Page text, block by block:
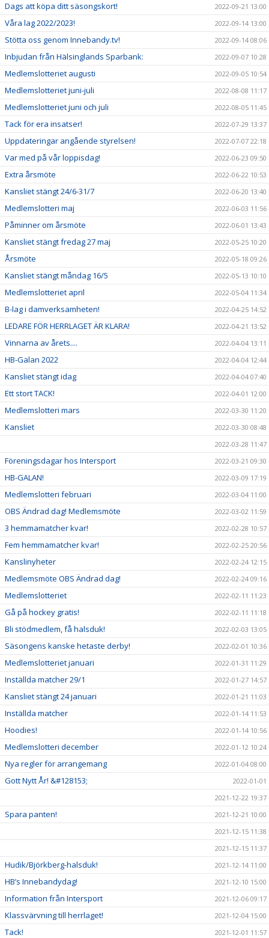
Dags att köpa ditt säsongskort! 2022-09-21 13:00
Våra lag 2022/2023! 2022-09-14 13:00
Stötta oss genom Innebandy.tv! 2022-09-14 08:06
Inbjudan från Hälsinglands Sparbank: 2022-09-07 10:28
Medlemslotteriet augusti 2022-09-05 10:54
Medlemslotteriet juni-juli 2022-08-08 11:17
Medlemslotteriet juni och juli 2022-08-05 11:45
Tack för era insatser! 2022-07-29 13:37
Uppdateringar angående styrelsen! 2022-07-07 22:18
Var med på vår loppisdag! 2022-06-23 09:50
Extra årsmöte 2022-06-22 10:53
Kansliet stängt 24/6-31/7 2022-06-20 13:40
Medlemslotteri maj 2022-06-03 11:56
Påminner om årsmöte 2022-06-01 13:43
Kansliet stängt fredag 27 maj 2022-05-25 10:20
Årsmöte 2022-05-18 09:26
Kansliet stängt måndag 16/5 2022-05-13 10:10
Medlemslotteriet april 2022-05-04 11:34
B-lag i damverksamheten! 2022-04-25 14:52
LEDARE FÖR HERRLAGET ÄR KLARA! 2022-04-21 13:52
Vinnarna av årets.... 2022-04-04 13:11
HB-Galan 2022 2022-04-04 12:44
Kansliet stängt idag 2022-04-04 07:40
Ett stort TACK! 2022-04-01 12:00
Medlemslotteri mars 2022-03-30 11:20
Kansliet
2022-03-30 08:48
2022-03-28 11:47
Föreningsdagar hos Intersport 2022-03-21 09:30
HB-GALAN! 2022-03-09 17:19
Medlemslotteri februari 2022-03-04 11:00
OBS Ändrad dag! Medlemsmöte 2022-03-02 11:59
3 hemmamatcher kvar! 2022-02-28 10:57
Fem hemmamatcher kvar! 2022-02-25 20:56
Kanslinyheter 2022-02-24 12:15
Medlemsmöte OBS Ändrad dag! 2022-02-24 09:16
Medlemslotteriet 2022-02-11 11:23
Gå på hockey gratis! 2022-02-11 11:18
Bli stödmedlem, få halsduk! 2022-02-03 13:05
Säsongens kanske hetaste derby! 2022-02-01 10:36
Medlemslotteriet januari 2022-01-31 11:29
Inställda matcher 29/1 2022-01-27 14:57
Kansliet stängt 24 januari 2022-01-21 11:03
Inställda matcher 2022-01-14 11:53
Hoodies! 2022-01-14 10:56
Medlemslotteri december 2022-01-12 10:24
Nya regler för arrangemang 2022-01-04 08:00
Gott Nytt År! &#128153;
2022-01-01
2021-12-22 19:37
Spara panten!
2021-12-21 10:00
2021-12-15 11:38
2021-12-15 11:37
Hudik/Björkberg-halsduk! 2021-12-14 11:00
HB’s Innebandydag! 2021-12-10 15:00
Information från Intersport 2021-12-06 09:17
Klassvärvning till herrlaget! 2021-12-04 15:00
Tack! 2021-12-01 11:57